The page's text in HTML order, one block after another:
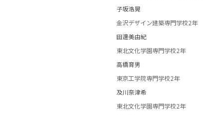
子坂浩晃
金沢デザイン建築専門学校2年
田邊美由紀
東北文化学園専門学校2年
高橋育男
東京工学院専門学校2年
及川奈津希
東北文化学園専門学校2年